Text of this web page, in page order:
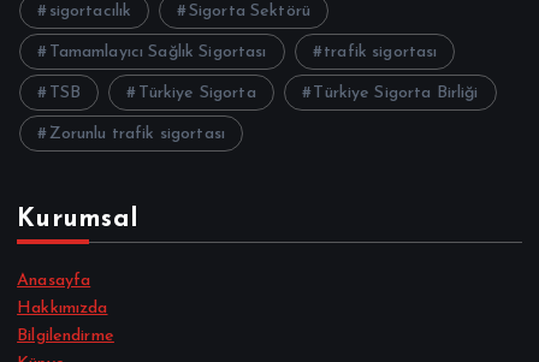
sigortacılık Sigorta Sektörü
Tamamlayıcı Sağlık Sigortası trafik sigortası
TSB Türkiye Sigorta Türkiye Sigorta Birliği
Zorunlu trafik sigortası
Kurumsal
Anasayfa
Hakkımızda
Bilgilendirme